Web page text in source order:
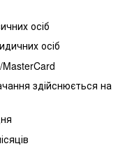
осіб
осіб
здійснюється на